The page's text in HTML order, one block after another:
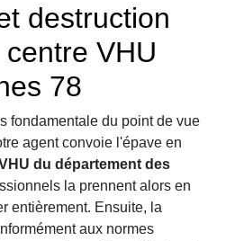
destruction
VHU
78
fondamentale du point de vue
agent convoie l'épave en
du département des
la prennent alors en
entièrement. Ensuite, la
aux normes